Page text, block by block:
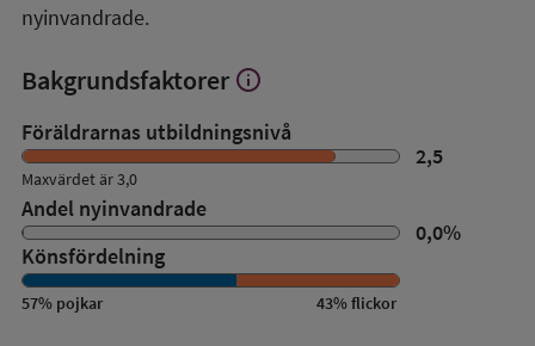
nyinvandrade.
Bakgrundsfaktorer Visa
om
Bakgrundsfaktorer
info
Föräldrarnas utbildningsnivå
2,5
Maxvärdet är 3,0
Andel nyinvandrade
0,0%
Könsfördelning
57% pojkar 43%flickor